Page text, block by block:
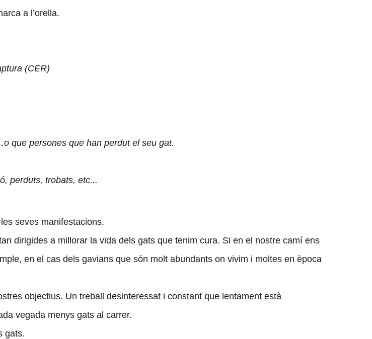
a l’orella.
(CER)
que persones que han perdut el seu gat.
perduts, trobats, etc...
seves manifestacions.
dirigides a millorar la vida dels gats que tenim cura. Si en el nostre camí ens
en el cas dels gavians que són molt abundants on vivim i moltes en època
objectius. Un treball desinteressat i constant que lentament està
vegada menys gats al carrer.
gats.